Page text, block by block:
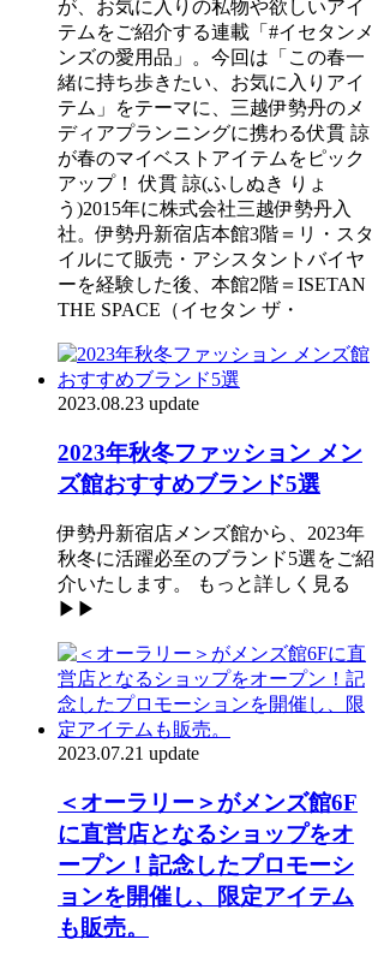
が、お気に入りの私物や欲しいアイ
テムをご紹介する連載「#イセタンメ
ンズの愛用品」。今回は「この春一
緒に持ち歩きたい、お気に入りアイ
テム」をテーマに、三越伊勢丹のメ
ディアプランニングに携わる伏貫 諒
が春のマイベストアイテムをピック
アップ！ 伏貫 諒(ふしぬき りょ
う)2015年に株式会社三越伊勢丹入
社。伊勢丹新宿店本館3階＝リ・スタ
イルにて販売・アシスタントバイヤ
ーを経験した後、本館2階＝ISETAN
THE SPACE（イセタン ザ・
2023.08.23 update
2023年秋冬ファッション メン
ズ館おすすめブランド5選
伊勢丹新宿店メンズ館から、2023年
秋冬に活躍必至のブランド5選をご紹
介いたします。 もっと詳しく見る
▶▶
2023.07.21 update
＜オーラリー＞がメンズ館6F
に直営店となるショップをオ
ープン！記念したプロモーシ
ョンを開催し、限定アイテム
も販売。